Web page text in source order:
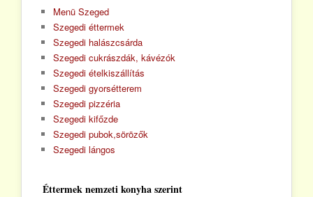
Menü Szeged
Szegedi éttermek
Szegedi halászcsárda
Szegedi cukrászdák, kávézók
Szegedi ételkiszállítás
Szegedi gyorsétterem
Szegedi pizzéria
Szegedi kifőzde
Szegedi pubok,sörözők
Szegedi lángos
Éttermek nemzeti konyha szerint